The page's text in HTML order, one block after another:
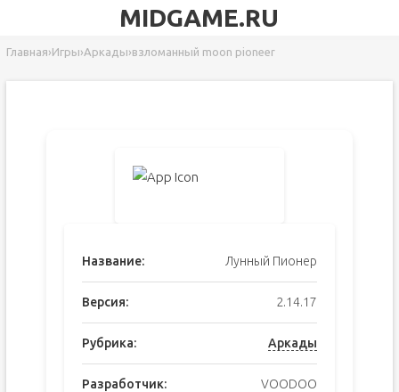
MIDGAME.RU
Главная›Игры›Аркады›взломанный moon pioneer
Название: Лунный Пионер
Версия: 2.14.17
Рубрика: Аркады
Разработчик: VOODOO